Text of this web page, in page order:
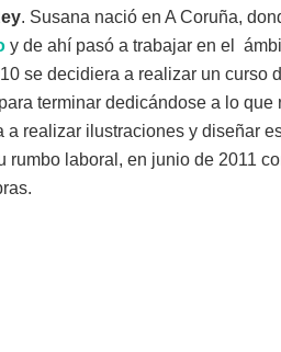
. Susana nació en A Coruña,
y de ahí pasó a trabajar en el
se decidiera a realizar un curso
terminar dedicándose a lo que
realizar ilustraciones y diseñar
laboral, en junio de 2011